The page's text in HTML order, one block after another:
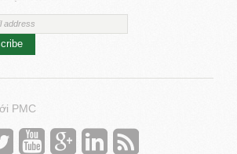
PMC